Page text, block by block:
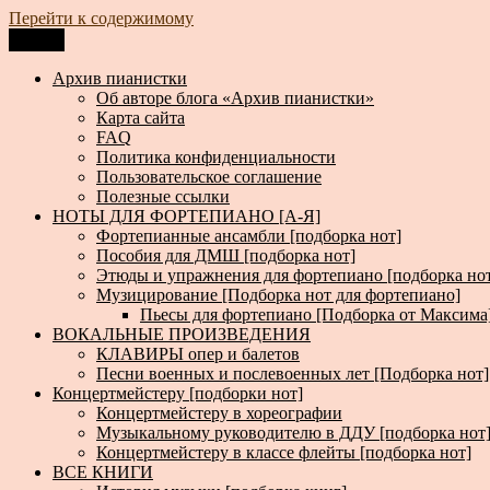
Перейти к содержимому
Архив пианистки
Всё для пианистов: ноты, книги, музыка, статьи…
Архив пианистки
Об авторе блога «Архив пианистки»
Карта сайта
FAQ
Политика конфиденциальности
Пользовательское соглашение
Полезные ссылки
НОТЫ ДЛЯ ФОРТЕПИАНО [А-Я]
Фортепианные ансамбли [подборка нот]
Пособия для ДМШ [подборка нот]
Этюды и упражнения для фортепиано [подборка
Музицирование [Подборка нот для фортепиано]
Пьесы для фортепиано [Подборка от
ВОКАЛЬНЫЕ ПРОИЗВЕДЕНИЯ
КЛАВИРЫ опер и балетов
Песни военных и послевоенных лет [Подборка нот]
Концертмейстеру [подборки нот]
Концертмейстеру в хореографии
Музыкальному руководителю в ДДУ [подборка нот]
Концертмейстеру в классе флейты [подборка нот]
ВСЕ КНИГИ